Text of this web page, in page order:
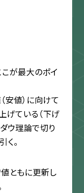
が最大のポイ
安値）に向けて
げている（下げ
ダウ理論で切り
く。
ともに更新し